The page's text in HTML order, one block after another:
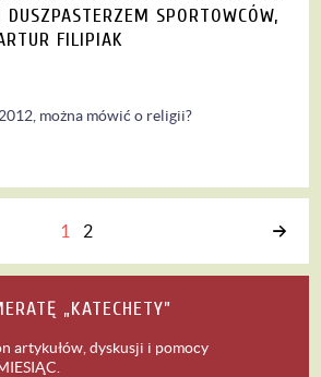
SPORTOWCÓW,
FILIPIAK
można mówić o religii?
1 2
„KATECHETY”
artykułów, dyskusji i pomocy